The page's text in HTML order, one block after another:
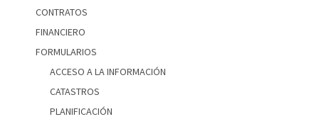
CONTRATOS
FINANCIERO
FORMULARIOS
ACCESO A LA INFORMACIÓN
CATASTROS
PLANIFICACIÓN